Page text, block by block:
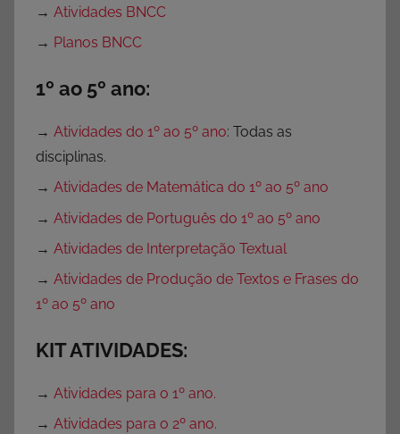
→ Atividades BNCC
→ Planos BNCC
1º ao 5º ano:
→ Atividades do 1º ao 5º ano: Todas as
disciplinas.
→ Atividades de Matemática do 1º ao 5º ano
→ Atividades de Português do 1º ao 5º ano
→ Atividades de Interpretação Textual
→ Atividades de Produção de Textos e Frases do
1º ao 5º ano
KIT ATIVIDADES:
→ Atividades para o 1º ano.
→ Atividades para o 2º ano.